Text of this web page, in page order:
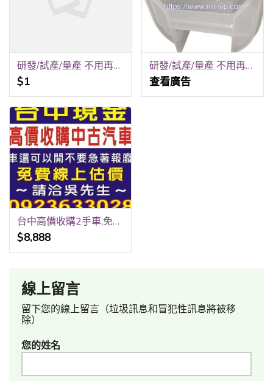
研發/試產/量產 不用再跑五家！銳隆光電一站式全包
$1
研發/試產/量產 不用再跑五家！銳隆光電一站式全包！
查看廣告
台中高價收購2手車,免費線上報價,到府收購,請洽0923-633028吳先生
$8,888
線上留言
留下您的線上留言（垃圾訊息和冒犯性訊息將被移
除）
您的姓名